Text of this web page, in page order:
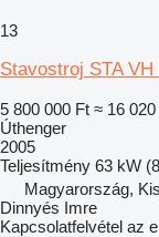
13
Stavostroj STA VH
5 800 000 Ft ≈ 16
Úthenger
2005
Teljesítmény 63 kW
Magyarország,
Dinnyés Imre
Kapcsolatfelvétel az